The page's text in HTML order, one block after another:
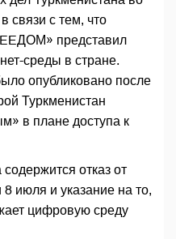
связи с тем, что
представил
среды в стране.
опубликовано после
Туркменистан
в плане доступа к
отказ от
июля и указание на то,
цифровую среду